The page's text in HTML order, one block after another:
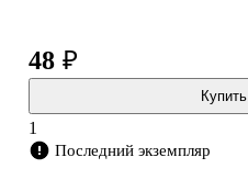
48 ₽
Купить
1
Последний экземпляр